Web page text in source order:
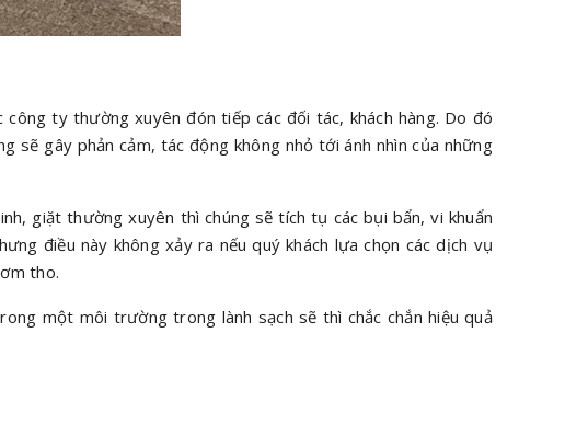
ty thường xuyên đón tiếp các đối tác, khách hàng. Do đó
sẽ gây phản cảm, tác động không nhỏ tới ánh nhìn của những
giặt thường xuyên thì chúng sẽ tích tụ các bụi bẩn, vi khuẩn
điều này không xảy ra nếu quý khách lựa chọn các dịch vụ
tho.
một môi trường trong lành sạch sẽ thì chắc chắn hiệu quả